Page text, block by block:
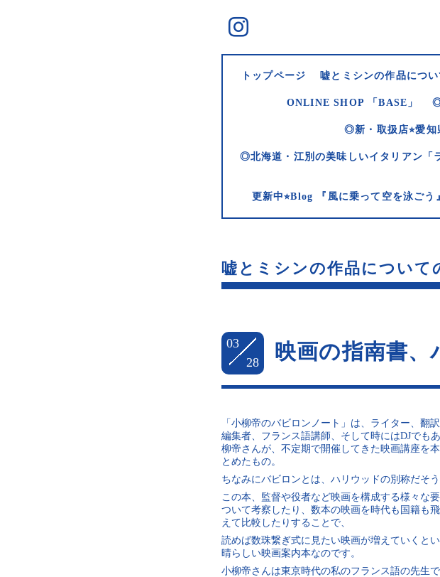
トップページ 嘘とミシンの作品につ
ONLINE SHOP 「BASE」
◎新・取扱店⭐︎愛
◎北海道・江別の美味しいイタリアン「
更新中⭐︎Blog 『風に乗って空を泳ごう
嘘とミシンの作品について
03
28
映画の指南書、
「小柳帝のバビロンノート」は、ライター、翻訳
編集者、フランス語講師、そして時にはDJでも
柳帝さんが、不定期で開催してきた映画講座を本
とめたもの。
ちなみにバビロンとは、ハリウッドの別称だそう
この本、監督や役者など映画を構成する様々な
ついて考察したり、数本の映画を時代も国籍も
えて比較したりすることで、
読めば数珠繋ぎ式に見たい映画が増えていくと
晴らしい映画案内本なのです。
小柳帝さんは東京時代の私のフランス語の先生